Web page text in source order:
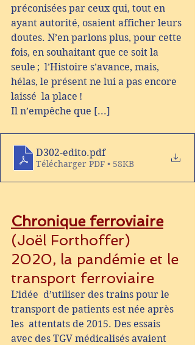
préconisées par ceux qui, tout en
ayant autorité, osaient afficher leurs
doutes. N’en parlons plus, pour cette
fois, en souhaitant que ce soit la
seule ;  l’Histoire s’avance, mais,
hélas, le présent ne lui a pas encore
laissé  la place !
Il n’empêche que [...]
D302-edito.pdf
Télécharger PDF • 58KB
Chronique ferroviaire
(Joël Forthoffer)
2020, la pandémie et le
transport ferroviaire
L’idée  d’utiliser des trains pour le
transport de patients est née après
les  attentats de 2015. Des essais
avec des TGV médicalisés avaient